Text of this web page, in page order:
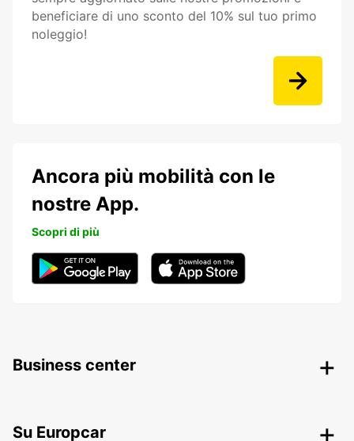
beneficiare di uno sconto del 10% sul tuo primo
noleggio!
Ancora più mobilità con le
nostre App.
Scopri di più
Business center
Su Europcar